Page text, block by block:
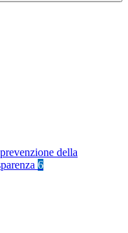
della
6